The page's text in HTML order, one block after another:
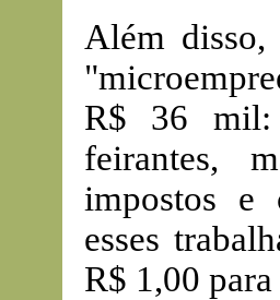
Além disso,
R$ 36 mil:
feirantes,
impostos e
esses
R$ 1,00